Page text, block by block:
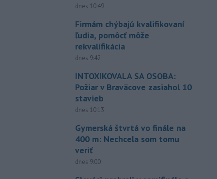
dnes 10:49
Firmám chýbajú kvalifikovaní
ľudia, pomôcť môže
rekvalifikácia
dnes 9:42
INTOXIKOVALA SA OSOBA:
Požiar v Braväcove zasiahol 10
stavieb
dnes 10:13
Gymerská štvrtá vo finále na
400 m: Nechcela som tomu
veriť
dnes 9:00